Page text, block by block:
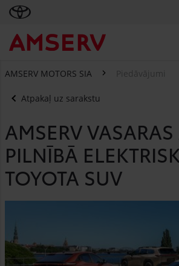
AMSERV MOTORS SIA Piedāvājumi
Atpakaļ uz sarakstu
AMSERV
PILNĪBĀ
TOYOTA SUV